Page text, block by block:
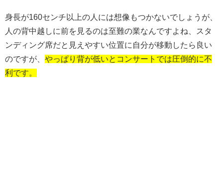
身長が160センチ以上の人には想像もつかないでしょうが、
人の背中越しに前を見るのは至難の業なんですよね、スタ
ンディング席だと見えやすい位置に自分が移動したら良い
のですが、 やっぱり背が低いとコンサートでは圧倒的に不
利です。